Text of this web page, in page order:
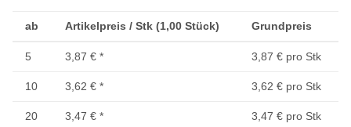
ab Artikelpreis / Stk (1,00 Stück) Grundpreis
5 3,87 € * 3,87 € pro Stk
10 3,62 € * 3,62 € pro Stk
20 3,47 € * 3,47 € pro Stk